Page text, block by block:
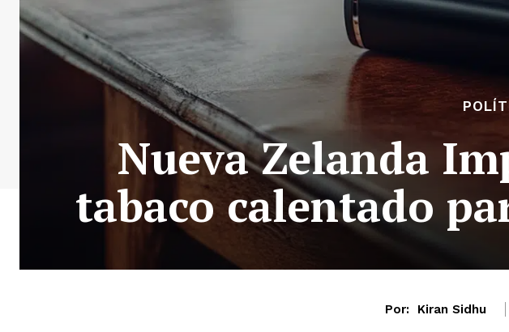
Nueva Zelanda
tabaco calentado
Por: Kiran Sidhu